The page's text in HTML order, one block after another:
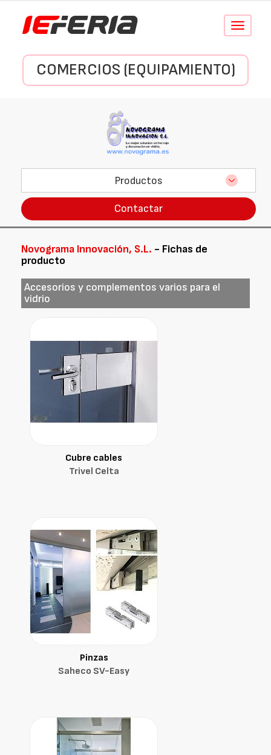
Conmutar
COMERCIOS (EQUIPAMIENTO)
Productos
Contactar
Novograma Innovación, S.L. - Fichas de
producto
Accesorios y complementos varios para el
vidrio
Cubre cables
Trivel Celta
Pinzas
Saheco SV-Easy